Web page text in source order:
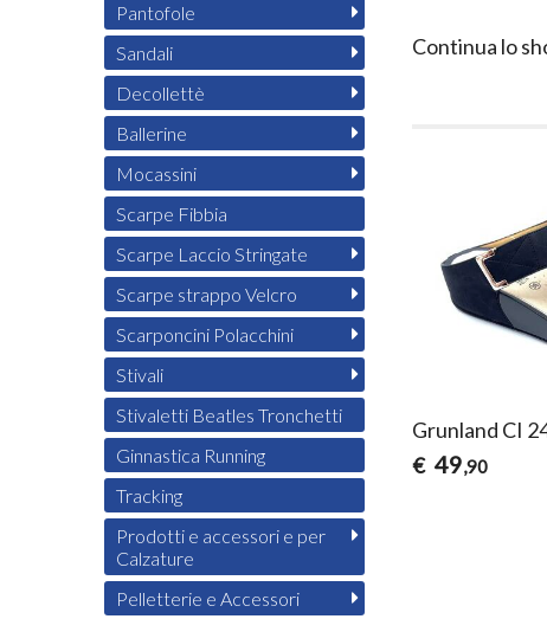
Continua lo
Grunland CI
€ 49,90
Pantofole
Sandali
Decollettè
Ballerine
Mocassini
Scarpe Fibbia
Scarpe Laccio Stringate
Scarpe strappo Velcro
Scarponcini Polacchini
Stivali
Stivaletti Beatles Tronchetti
Ginnastica Running
Tracking
Prodotti e accessori e per
Calzature
Pelletterie e Accessori